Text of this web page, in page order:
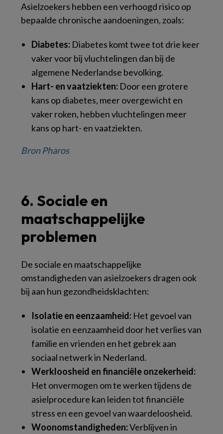
Asielzoekers hebben een verhoogd risico op
bepaalde chronische aandoeningen, zoals:
Diabetes: Diabetes komt twee tot drie keer
vaker voor bij vluchtelingen dan bij de
algemene Nederlandse bevolking​.
Hart- en vaatziekten: Door een grotere
kans op diabetes, meer overgewicht en
vaker roken, hebben vluchtelingen meer
kans op hart- en vaatziekten.
Bron Pharos
6. Sociale en
maatschappelijke
problemen
De sociale en maatschappelijke
omstandigheden van asielzoekers dragen ook
bij aan hun gezondheidsklachten:
Isolatie en eenzaamheid: Het gevoel van
isolatie en eenzaamheid door het verlies van
familie en vrienden en het gebrek aan
sociaal netwerk in Nederland.
Werkloosheid en financiële onzekerheid:
Het onvermogen om te werken tijdens de
asielprocedure kan leiden tot financiële
stress en een gevoel van waardeloosheid.
Woonomstandigheden:Verblijven in